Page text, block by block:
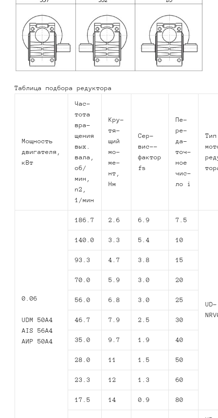
Таблица подбора редуктора
Мощ­ность
двигателя,
кВт
Час­
то­та
вра­
ще­ния
вых.
вала,
об/
мин,
n2,
1/мин
Кру­
тя­
щий
мо­
ме­
нт,
Нм
Сер­
вис-­
фактор
fs
Пе­
ре­
да­
точ­
ное
чис­
ло i
Тип
0.06
UDM 50A4
AIS 56A4
AИР 50А4
186.7 2.6 6.9 7.5
UD-
140.0 3.3 5.4 10
93.3 4.7 3.8 15
70.0 5.9 3.0 20
56.0 6.8 3.0 25
46.7 7.9 2.5 30
35.0 9.7 1.9 40
28.0 11 1.5 50
23.3 12 1.3 60
17.5 14 0.9 80